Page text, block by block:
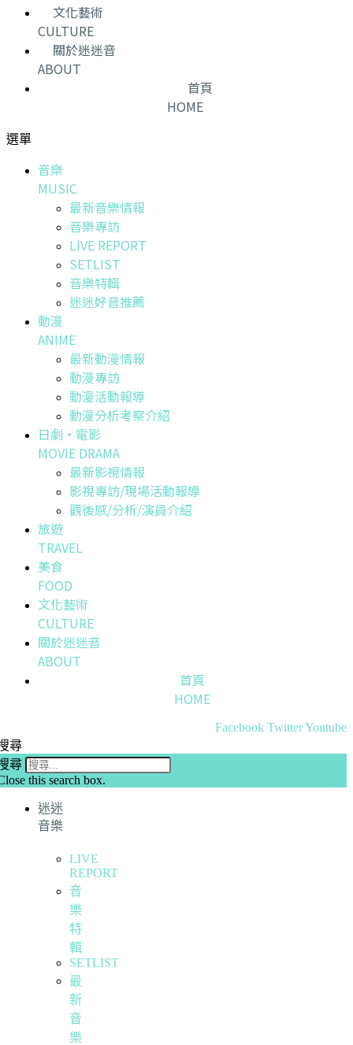
文化藝術
CULTURE
關於迷迷音
ABOUT
首頁
HOME
選單
音樂
MUSIC
最新音樂情報
音樂專訪
LIVE REPORT
SETLIST
音樂特輯
迷迷好音推薦
動漫
ANIME
最新動漫情報
動漫專訪
動漫活動報導
動漫分析考察介紹
日劇・電影
MOVIE DRAMA
最新影視情報
影視專訪/現場活動報導
觀後感/分析/演員介紹
旅遊
TRAVEL
美食
FOOD
文化藝術
CULTURE
關於迷迷音
ABOUT
首頁
HOME
Facebook TwitterYoutube
尋
尋
this search box.
迷迷
音樂
LIVE
REPORT
音
樂
特
輯
SETLIST
最
新
音
樂